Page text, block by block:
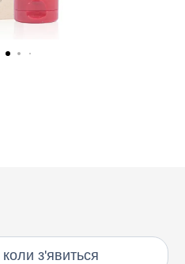
з'явиться